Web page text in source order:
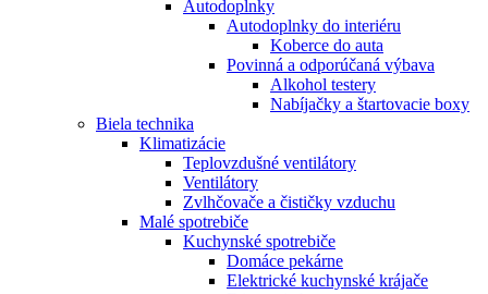
Autodoplnky
Autodoplnky do interiéru
Koberce do auta
Povinná a odporúčaná výbava
Alkohol testery
Nabíjačky a štartovacie boxy
Biela technika
Klimatizácie
Teplovzdušné ventilátory
Ventilátory
Zvlhčovače a čističky vzduchu
Malé spotrebiče
Kuchynské spotrebiče
Domáce pekárne
Elektrické kuchynské krájače